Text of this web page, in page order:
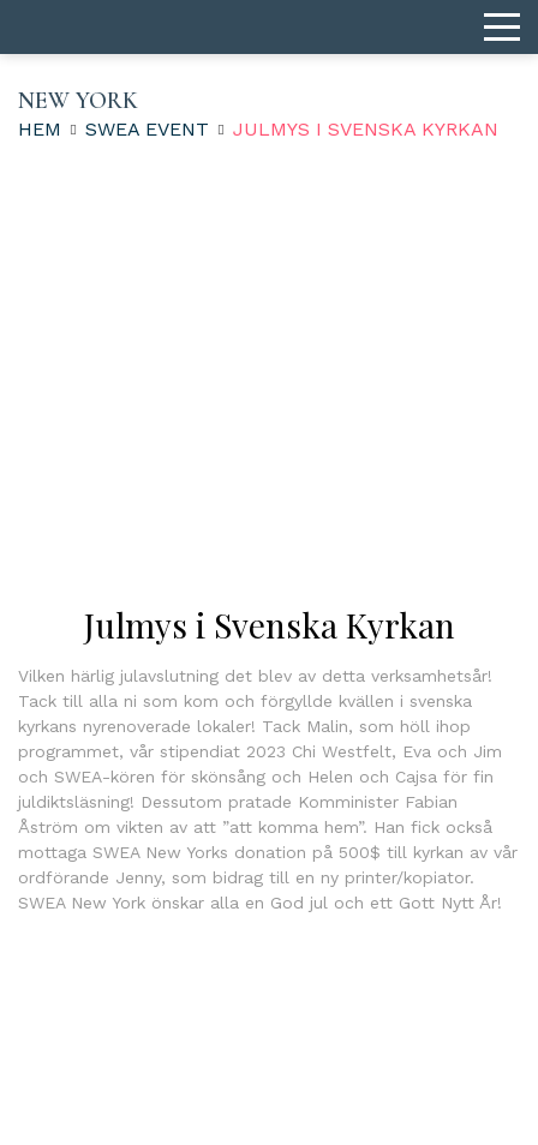
NEW YORK
HEM SWEA EVENT JULMYS I SVENSKA KYRKAN
Julmys i Svenska Kyrkan
Vilken härlig julavslutning det blev av detta verksamhetsår!
Tack till alla ni som kom och förgyllde kvällen i svenska
kyrkans nyrenoverade lokaler! Tack Malin, som höll ihop
programmet, vår stipendiat 2023 Chi Westfelt, Eva och Jim
och SWEA-kören för skönsång och Helen och Cajsa för fin
juldiktsläsning! Dessutom pratade Komminister Fabian
Åström om vikten av att ”att komma hem”. Han fick också
mottaga SWEA New Yorks donation på 500$ till kyrkan av vår
ordförande Jenny, som bidrag till en ny printer/kopiator.
SWEA New York önskar alla en God jul och ett Gott Nytt År!